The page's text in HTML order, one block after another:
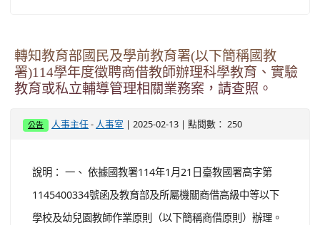
轉知教育部國民及學前教育署(以下簡稱國教
署)114學年度徵聘商借教師辦理科學教育、實驗
教育或私立輔導管理相關業務案，請查照。
公告 人事主任 - 人事室 | 2025-02-13 | 點閱數： 250
說明： 一、 依據國教署114年1月21日臺教國署高字第
1145400334號函及教育部及所屬機關商借高級中等以下
學校及幼兒園教師作業原則（以下簡稱商借原則）辦理。